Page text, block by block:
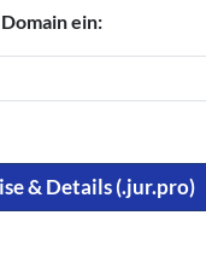
ein:
& Details (.jur.pro)